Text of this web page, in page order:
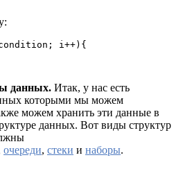
i++){
данных. Итак, у нас есть
которыми мы можем
можем хранить эти данные в
данных. Вот виды структур
очереди, стеки и наборы.